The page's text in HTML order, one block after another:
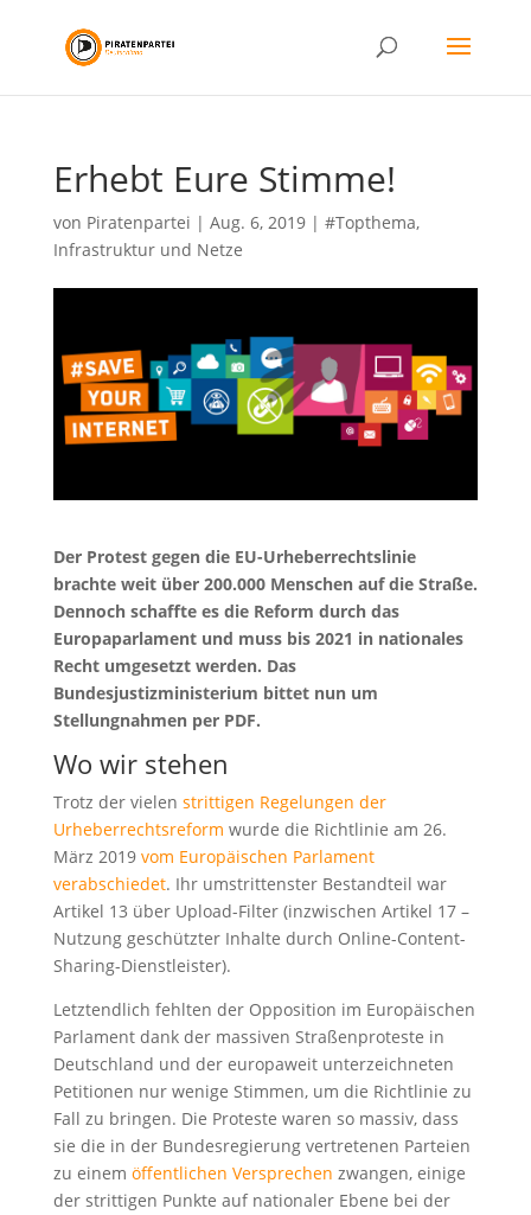
Erhebt Eure Stimme!
von Piratenpartei | Aug. 6, 2019| #Topthema,
Infrastruktur und Netze
Der Protest gegen die EU-Urheberrechtslinie
brachte weit über 200.000 Menschen auf die Straße.
Dennoch schaffte es die Reform durch das
Europaparlament und muss bis 2021 in nationales
Recht umgesetzt werden. Das
Bundesjustizministerium bittet nun um
Stellungnahmen per PDF.
Wo wir stehen
Trotz der vielen strittigen Regelungen der
Urheberrechtsreform wurde die Richtlinie am 26.
März 2019 vom Europäischen Parlament
verabschiedet. Ihr umstrittenster Bestandteil war
Artikel 13 über Upload-Filter (inzwischen Artikel 17 –
Nutzung geschützter Inhalte durch Online-Content-
Sharing-Dienstleister).
Letztendlich fehlten der Opposition im Europäischen
Parlament dank der massiven Straßenproteste in
Deutschland und der europaweit unterzeichneten
Petitionen nur wenige Stimmen, um die Richtlinie zu
Fall zu bringen. Die Proteste waren so massiv, dass
sie die in der Bundesregierung vertretenen Parteien
zu einem öffentlichen Versprechen zwangen, einige
der strittigen Punkte auf nationaler Ebene bei der